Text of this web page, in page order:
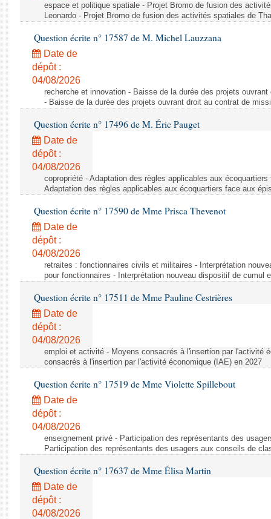
Baromètre de l’application des lois
Dossiers législatifs
Budget et sécurité sociale
Questions écrites et orales
Comptes rendus des débats
espace et politique spatiale - Projet Bromo de fusion des
Leonardo - Projet Bromo de fusion des activités spatiales de
Question écrite n° 17587 de M. Michel Lauzzana
Date de
dépôt :
04/08/2026
recherche et innovation - Baisse de la durée des projets
- Baisse de la durée des projets ouvrant droit au contrat de
Question écrite n° 17496 de M. Éric Pauget
Date de
dépôt :
04/08/2026
copropriété - Adaptation des règles applicables aux
Adaptation des règles applicables aux écoquartiers face aux
Question écrite n° 17590 de Mme Prisca Thevenot
Date de
dépôt :
04/08/2026
retraites : fonctionnaires civils et militaires - Interprétation
pour fonctionnaires - Interprétation nouveau dispositif de cumul
Question écrite n° 17511 de Mme Pauline Cestrières
Date de
dépôt :
04/08/2026
emploi et activité - Moyens consacrés à l'insertion par l'activité
consacrés à l'insertion par l'activité économique (IAE) en 2027
Question écrite n° 17519 de Mme Violette Spillebout
Date de
dépôt :
04/08/2026
enseignement privé - Participation des représentants des
Participation des représentants des usagers aux conseils de
Question écrite n° 17637 de Mme Élisa Martin
Date de
dépôt :
04/08/2026